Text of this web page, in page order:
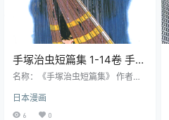
手塚治虫短篇集 1-14卷 手塚
治虫 漫画百度网盘下载
名称：《手塚治虫短篇集》 作者：
B 语言：中文（东贩） 状态：已完
结 分辨率：跨页2054X1500像素左
日本漫画
6 0